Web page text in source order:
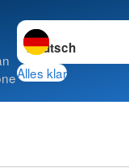
Sprache wechseln
Alles klar